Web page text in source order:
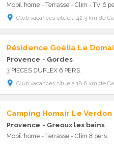
Mobil home - Terrasse - Clim - TV 6
Club vacances situé à 42.3 km de
Provence - Gordes
3 PIECES DUPLEX 6 PERS.
Club vacances situé à 18.6 km de
Camping Homair Le Verdon
Provence - Greoux les bains
Mobil home - Terrasse - Clim 8 pers.